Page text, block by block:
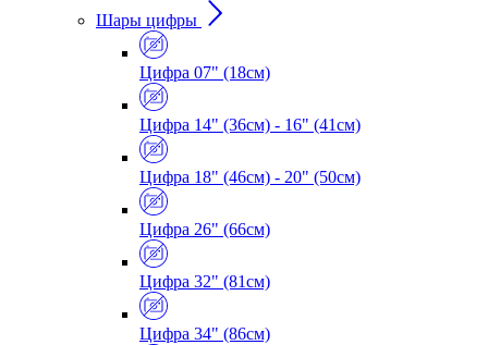
Шары цифры
Цифра 07" (18см)
Цифра 14" (36см) - 16" (41см)
Цифра 18" (46см) - 20" (50см)
Цифра 26" (66см)
Цифра 32" (81см)
Цифра 34" (86см)